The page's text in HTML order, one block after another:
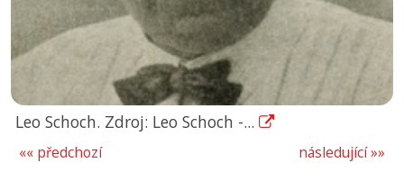
Leo Schoch. Zdroj: Leo Schoch -...
následující »»
«« předchozí